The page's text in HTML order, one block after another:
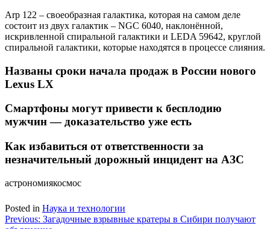
Arp 122 – своеобразная галактика, которая на самом деле
состоит из двух галактик – NGC 6040, наклонённой,
искривленной спиральной галактики и LEDA 59642, круглой
спиральной галактики, которые находятся в процессе слияния.
Названы сроки начала продаж в России нового
Lexus LX
Смартфоны могут привести к бесплодию
мужчин — доказательство уже есть
Как избавиться от ответственности за
незначительный дорожный инцидент на АЗС
астрономиякосмос
Posted in Наука и технологии
Навигация
Previous: Загадочные взрывные кратеры в Сибири получают